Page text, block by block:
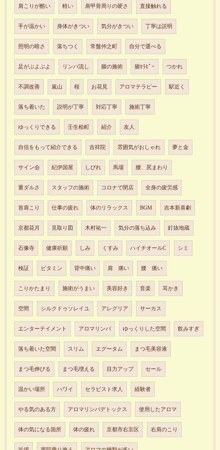
肩こりが酷い 軽い 肩甲骨周りの硬さ 直接触れる
手が温かい 身体がきつい 気分がきつい 丁寧は説明
照明の暗さ 落ちつく 常盤仲之町 自分で選べる
足がぶよぶよ リンパ流し 腸の施術 腸ｾﾗﾋﾟｰ つかれ
不調改善 嵐山 桜 お花見 アロマテラピー 駅近く
落ち着いた 説明が丁寧 対応丁寧 施術丁寧
ゆっくりできる 壬生桧町 紹介 友人
自信をもって紹介できる 吉祥院 雰囲気がおしゃれ 夢と金
サイン会 紀伊国屋 しびれ 馬場 腰、尻まわり
重ダルさ スタッフの施術 コロナで閉店 全身の疲労感
首肩こり 仕事の疲れ 体のリラックス BGM 吉本新喜劇
京都花月 見取り図 木村祐一 気分の落ち込み 釘抜地蔵
石像寺 健康祈願 しみ くすみ ハイチオールC シミ
検証 ビタミン 背中痛い 肩 痛い 腰 痛い
こりかたまり 施術がうまい 美容好き 音楽 耳かき
空間 シルクドゥソレイユ アレグリア サーカス
エンターテイメント アロマリンパ ゆっくりした空間 飲みすぎ
落ち着いた空間 スリム エグータム まつ毛美容液
まつ毛伸びる まつ毛増える 目力アップ セール
温かい場所 ハワイ セラピスト求人 経験者
やる気のある方 アロマリンパデトックス 使用したアロマ
体の気になる箇所 体の疲れ 京都市右京区 右肩のこり